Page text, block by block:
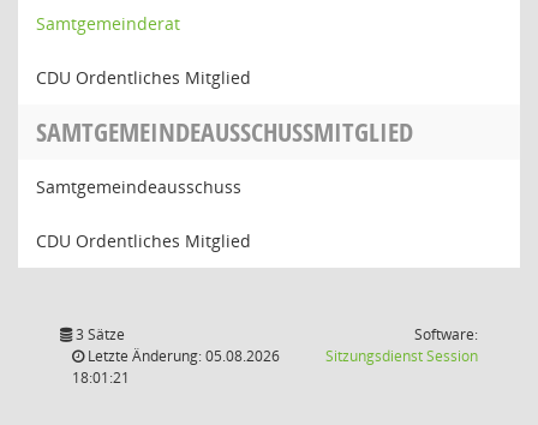
Samtgemeinderat
CDU Ordentliches Mitglied
SAMTGEMEINDEAUSSCHUSSMITGLIED
Samtgemeindeausschuss
CDU Ordentliches Mitglied
3 Sätze
Letzte Änderung: 05.08.2026
18:01:21
Software:
SitzungsdienstSession(Wird in